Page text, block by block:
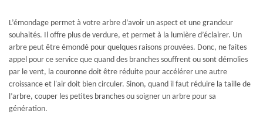
L’émondage permet à votre arbre d’avoir un aspect et une grandeur
souhaités. Il offre plus de verdure, et permet à la lumière d’éclairer. Un
arbre peut être émondé pour quelques raisons prouvées. Donc, ne faites
appel pour ce service que quand des branches souffrent ou sont démolies
par le vent, la couronne doit être réduite pour accélérer une autre
croissance et l'air doit bien circuler. Sinon, quand il faut réduire la taille de
l’arbre, couper les petites branches ou soigner un arbre pour sa
génération.